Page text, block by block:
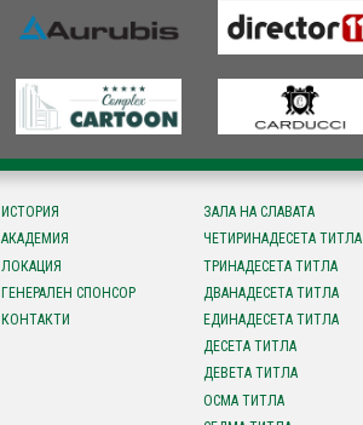
ИСТОРИЯ
АКАДЕМИЯ
ЛОКАЦИЯ
ГЕНЕРАЛЕН СПОНСОР
КОНТАКТИ
ЗАЛА НА СЛАВАТА
ЧЕТИРИНАДЕСЕТА ТИТЛА
ТРИНАДЕСЕТА ТИТЛА
ДВАНАДЕСЕТА ТИТЛА
ЕДИНАДЕСЕТА ТИТЛА
ДЕСЕТА ТИТЛА
ДЕВЕТА ТИТЛА
ОСМА ТИТЛА